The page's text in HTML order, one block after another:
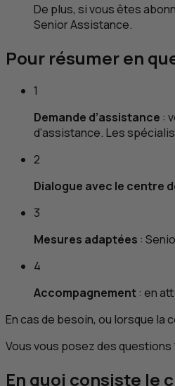
De plus, si vous êtes
Senior Assistance.
Pour résumer en
1
Demande d’assistance :
d’assistance. Les
2
Dialogue avec le centre
3
Mesures adaptées :
4
Accompagnement: en
En cas de besoin, ou lorsque
Vous vous posez des questions
En quoi consiste le